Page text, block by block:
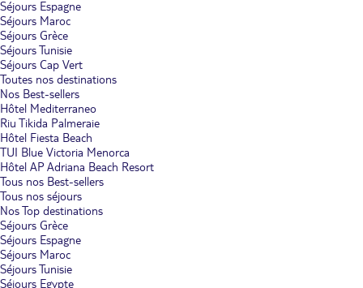
Séjours Espagne
Séjours Maroc
Séjours Grèce
Séjours Tunisie
Séjours Cap Vert
Toutes nos destinations
Nos Best-sellers
Hôtel Mediterraneo
Riu Tikida Palmeraie
Hôtel Fiesta Beach
TUI Blue Victoria Menorca
Hôtel AP Adriana Beach Resort
Tous nos Best-sellers
Tous nos séjours
Nos Top destinations
Séjours Grèce
Séjours Espagne
Séjours Maroc
Séjours Tunisie
Séjours Egypte